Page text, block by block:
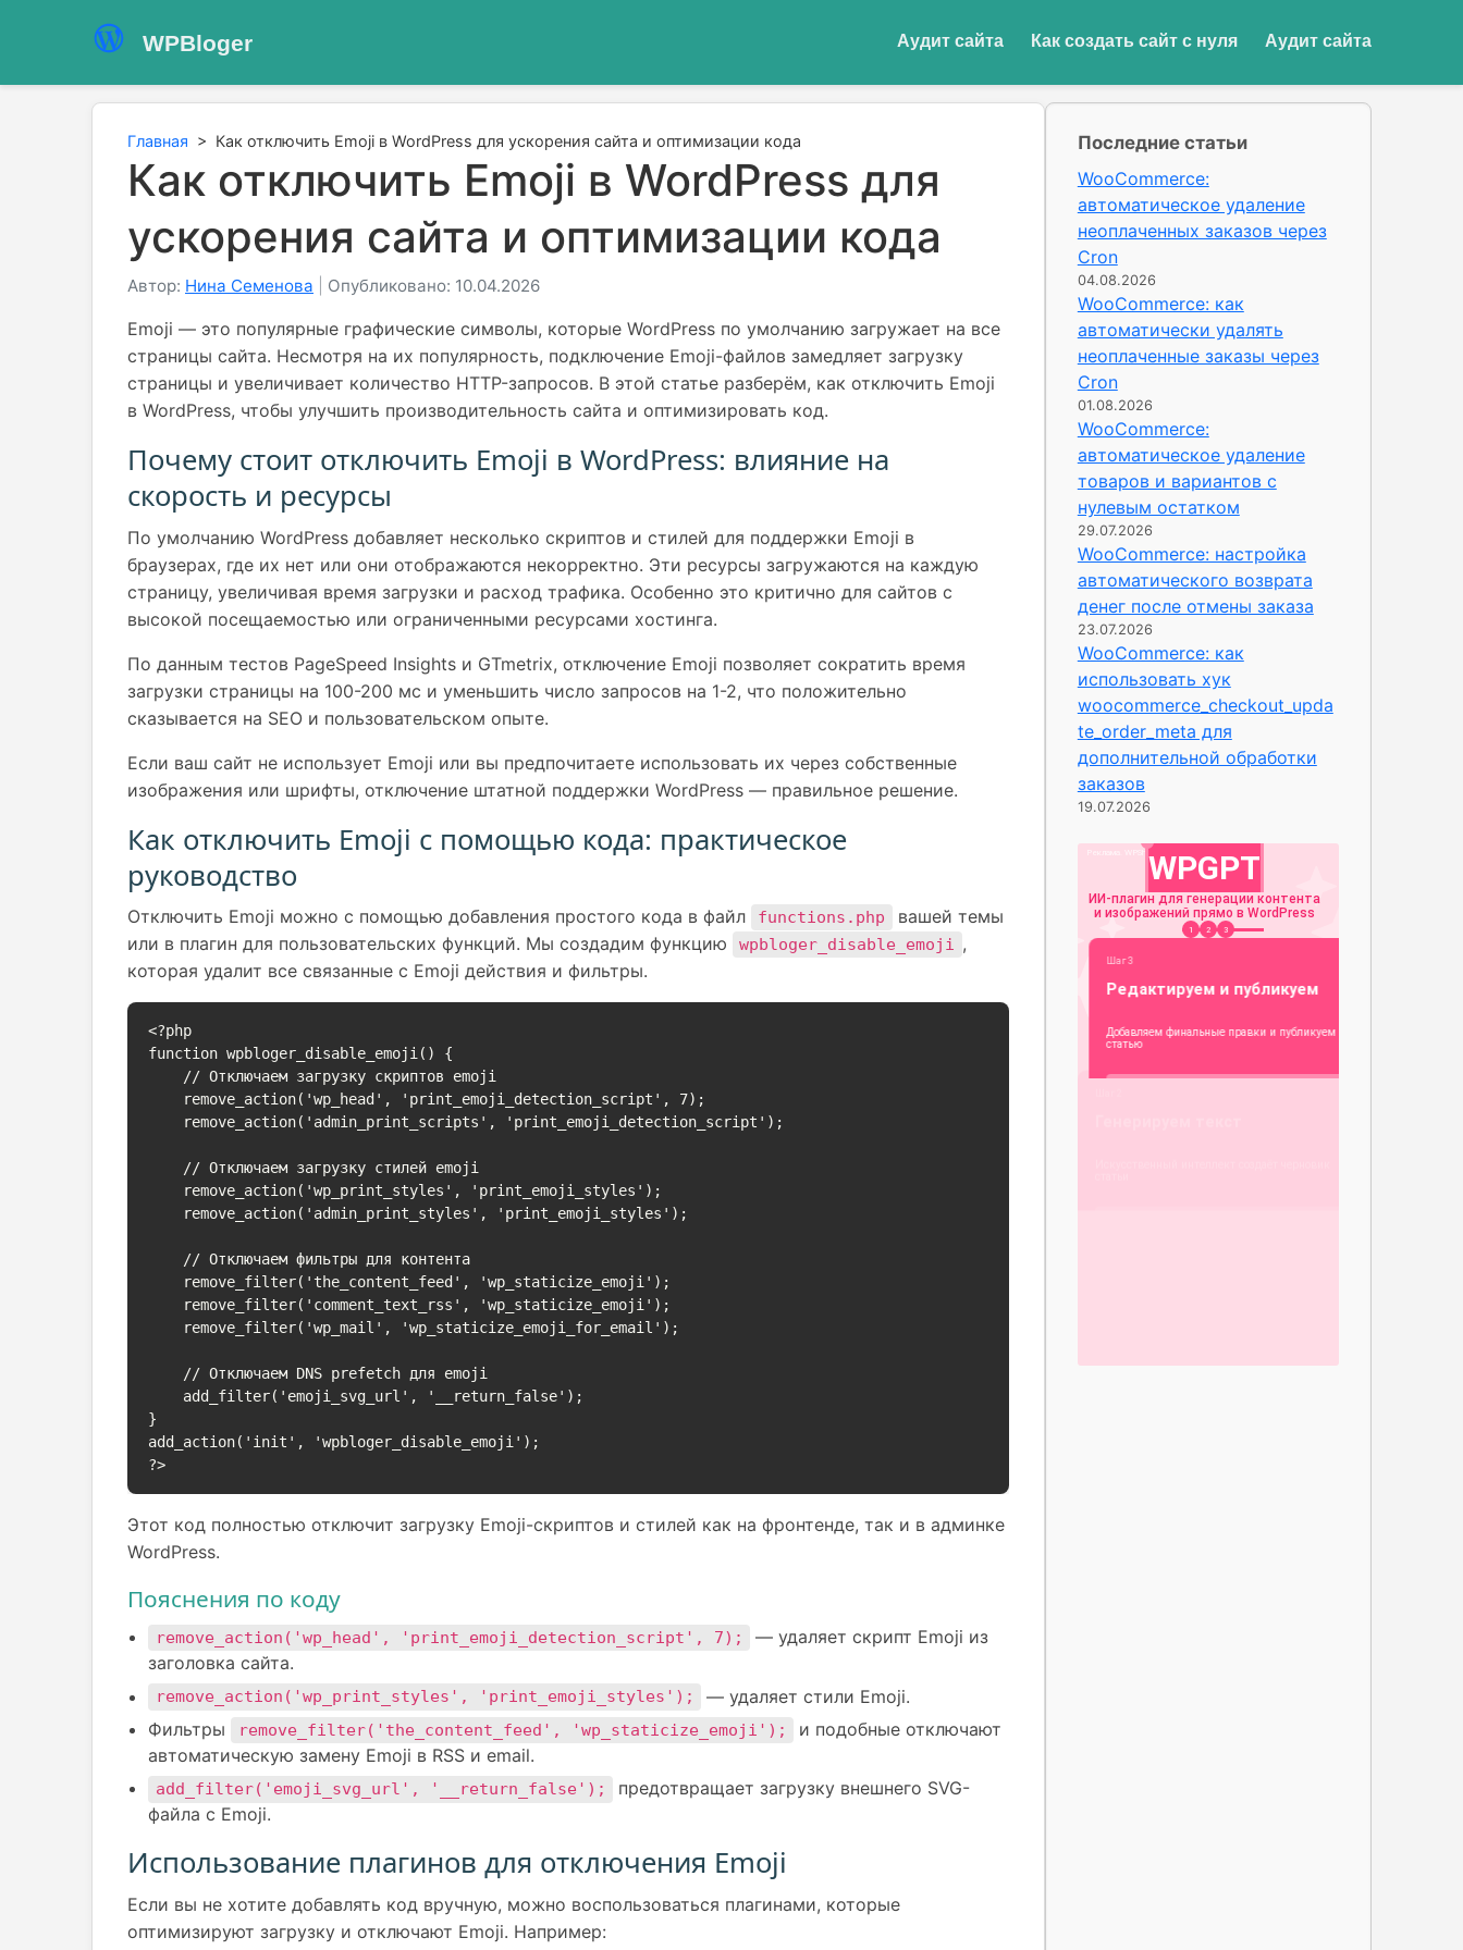
WPBloger Аудит сайта Как создать сайт с нуля Аудит сайта
Главная > Как отключить Emoji в WordPress для ускорения сайта и оптимизации кода
Как отключить Emoji в WordPress для
ускорения сайта и оптимизации кода
Автор: Нина Семенова Опубликовано: 10.04.2026
Emoji — это популярные графические символы, которые WordPress по умолчанию загружает на все
страницы сайта. Несмотря на их популярность, подключение Emoji-файлов замедляет загрузку
страницы и увеличивает количество HTTP-запросов. В этой статье разберём, как отключить Emoji
в WordPress, чтобы улучшить производительность сайта и оптимизировать код.
Почему стоит отключить Emoji в WordPress: влияние на
скорость и ресурсы
По умолчанию WordPress добавляет несколько скриптов и стилей для поддержки Emoji в
браузерах, где их нет или они отображаются некорректно. Эти ресурсы загружаются на каждую
страницу, увеличивая время загрузки и расход трафика. Особенно это критично для сайтов с
высокой посещаемостью или ограниченными ресурсами хостинга.
По данным тестов PageSpeed Insights и GTmetrix, отключение Emoji позволяет сократить время
загрузки страницы на 100-200 мс и уменьшить число запросов на 1-2, что положительно
сказывается на SEO и пользовательском опыте.
Если ваш сайт не использует Emoji или вы предпочитаете использовать их через собственные
изображения или шрифты, отключение штатной поддержки WordPress — правильное решение.
Как отключить Emoji с помощью кода: практическое
руководство
Отключить Emoji можно с помощью добавления простого кода в файл functions.php
вашей темы
или в плагин для пользовательских функций. Мы создадим функцию
wpbloger_disable_emoji ,
которая удалит все связанные с Emoji действия и фильтры.
<?php
function wpbloger_disable_emoji() {
}
add_action('init', 'wpbloger_disable_emoji');
?>
Этот код полностью отключит загрузку Emoji-скриптов и стилей как на фронтенде, так и в админке
WordPress.
Пояснения по коду
remove_action('wp_head', 'print_emoji_detection_script', 7);
— удаляет скрипт Emoji из
заголовка сайта.
remove_action('wp_print_styles', 'print_emoji_styles');
— удаляет стили Emoji.
Фильтры
remove_filter('the_content_feed', 'wp_staticize_emoji');
и подобные отключают
автоматическую замену Emoji в RSS и email.
add_filter('emoji_svg_url', '__return_false');
предотвращает загрузку внешнего SVG-
файла с Emoji.
Использование плагинов для отключения Emoji
Если вы не хотите добавлять код вручную, можно воспользоваться плагинами, которые
оптимизируют загрузку и отключают Emoji. Например:
Последние статьи
WooCommerce:
автоматическое удаление
неоплаченных заказов через
Cron
04.08.2026
WooCommerce: как
автоматически удалять
неоплаченные заказы через
Cron
01.08.2026
WooCommerce:
автоматическое удаление
товаров и вариантов с
нулевым остатком
29.07.2026
WooCommerce: настройка
автоматического возврата
денег после отмены заказа
23.07.2026
WooCommerce: как
использовать хук
woocommerce_checkout_upda
te_order_meta для
дополнительной обработки
заказов
19.07.2026